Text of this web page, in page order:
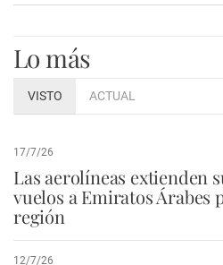
Lo más
VISTO ACTUAL
17/7/26
Las aerolíneas extienden
vuelos a Emiratos Árabes
región
12/7/26